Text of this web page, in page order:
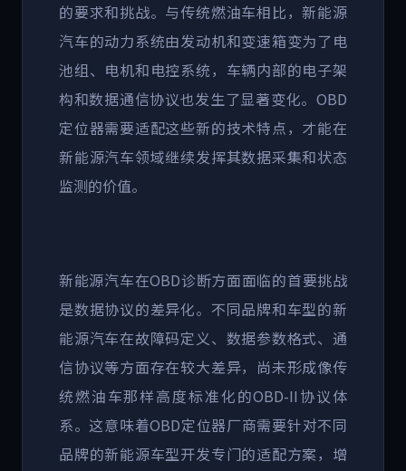
的要求和挑战。与传统燃油车相比，新能源
汽车的动力系统由发动机和变速箱变为了电
池组、电机和电控系统，车辆内部的电子架
构和数据通信协议也发生了显著变化。 OBD
定位器需要适配这些新的技术特点，才能在
新能源汽车领域继续发挥其数据采集和状态
监测的价值。
新能源汽车在OBD诊断方面面临的首要挑战
是数据协议的差异化。不同品牌和车型的新
能源汽车在故障码定义、数据参数格式、通
信协议等方面存在较大差异，尚未形成像传
统燃油车那样高度标准化的OBD-II 协议体
系。这意味着OBD定位器厂商需要针对不同
品牌的新能源车型开发专门的适配方案，增